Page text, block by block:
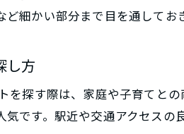
社会保険完備の保険
社会保険付き保険
安心して働ける保
細かい部分まで目を通してお
し方
を探す際は、家庭や子育てと
です。駅近や交通アクセスの